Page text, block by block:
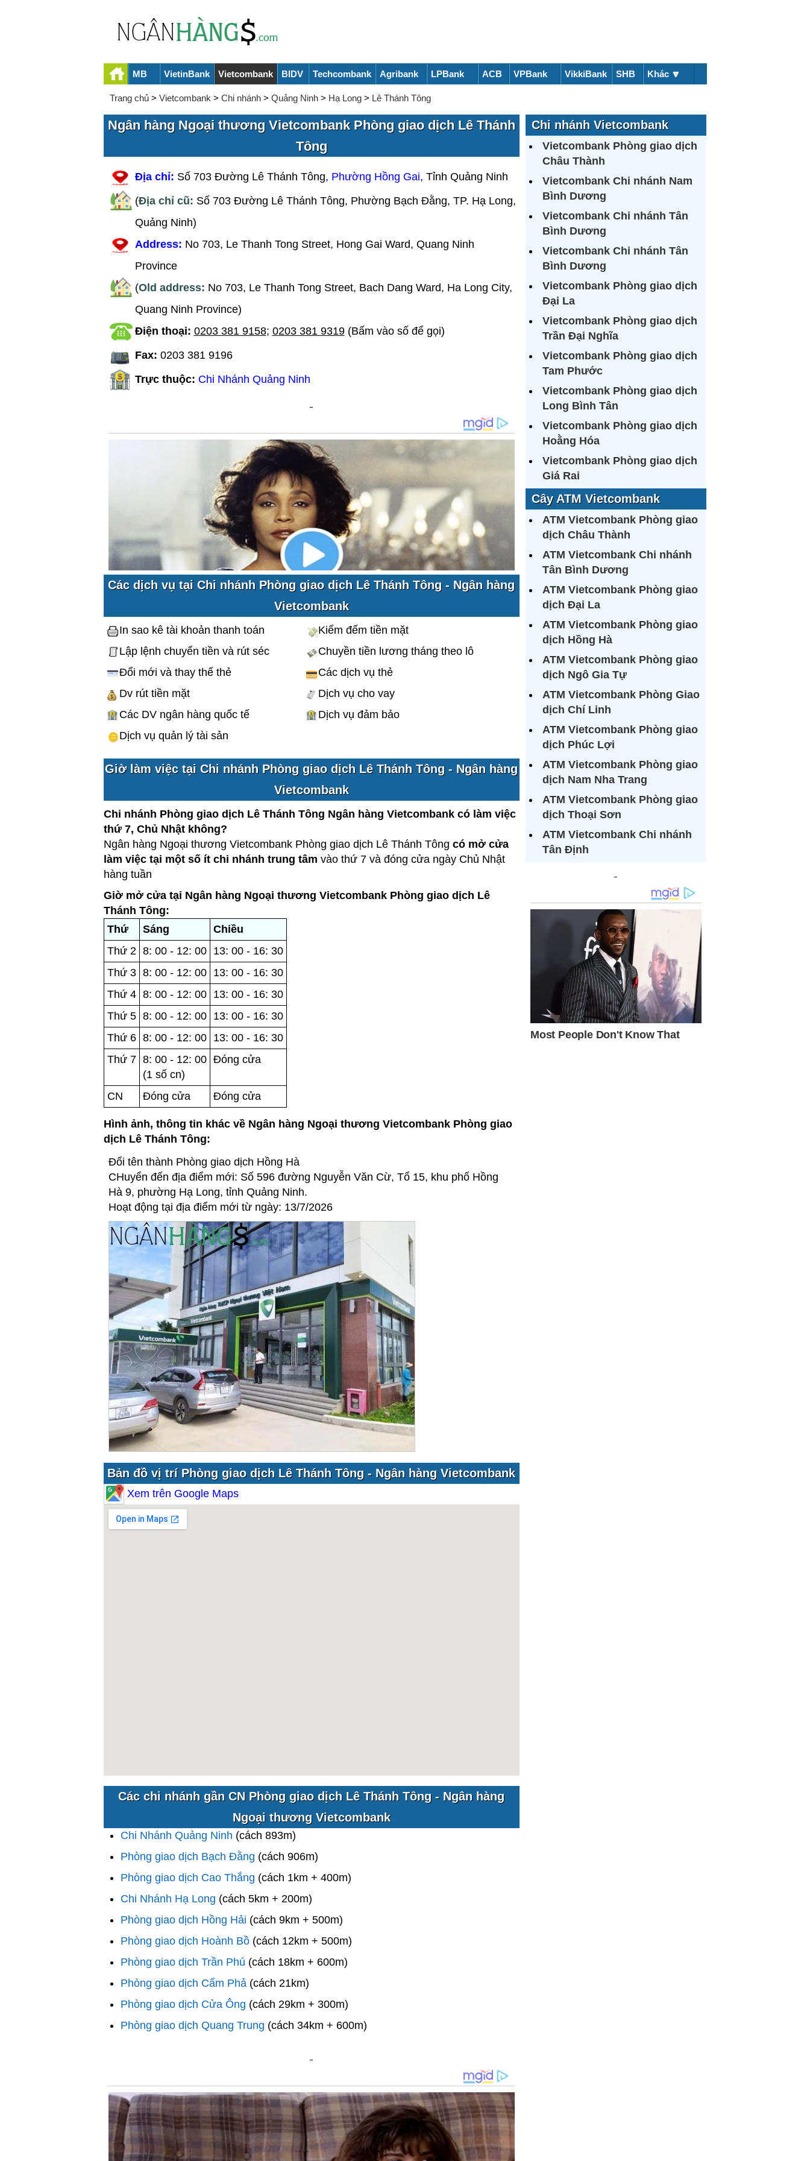
MB VietinBank Vietcombank BIDV Techcombank Agribank LPBank ACB VPBank VikkiBank SHB Khác 🔽
Trang chủ> Vietcombank > Chi nhánh> Quảng Ninh> Hạ Long> Lê Thánh Tông
Ngân hàng Ngoại thương Vietcombank Phòng giao dịch Lê Thánh
Tông
Địa chỉ: Số 703 Đường Lê Thánh Tông, Phường Hồng Gai, Tỉnh Quảng Ninh
(Địa chỉ cũ: Số 703 Đường Lê Thánh Tông, Phường Bạch Đằng, TP. Hạ Long,
Quảng Ninh)
Address: No 703, Le Thanh Tong Street, Hong Gai Ward, Quang Ninh
Province
(Old address: No 703, Le Thanh Tong Street, Bach Dang Ward, Ha Long City,
Quang Ninh Province)
Điện thoại: 0203 381 9158; 0203 381 9319(Bấm vào số để gọi)
Fax: 0203 381 9196
Trực thuộc: Chi Nhánh Quảng Ninh
Các dịch vụ tại Chi nhánh Phòng giao dịch Lê Thánh Tông - Ngân hàng
Vietcombank
In sao kê tài khoản thanh toán
Kiểm đếm tiền mặt
Lập lệnh chuyển tiền và rút séc
Chuyền tiền lương tháng theo lô
Đổi mới và thay thế thẻ
Các dịch vụ thẻ
Dv rút tiền mặt
Dịch vụ cho vay
Các DV ngân hàng quốc tế
Dịch vụ đảm bảo
Dịch vụ quản lý tài sản
Giờ làm việc tại Chi nhánh Phòng giao dịch Lê Thánh Tông - Ngân hàng
Vietcombank
Chi nhánh Phòng giao dịch Lê Thánh Tông Ngân hàng Vietcombank có làm việc
thứ 7, Chủ Nhật không?
Ngân hàng Ngoại thương Vietcombank Phòng giao dịch Lê Thánh Tông có mở cửa
làm việc tại một số ít chi nhánh trung tâm vào thứ 7 và đóng cửa ngày Chủ Nhật
hàng tuần
Giờ mở cửa tại Ngân hàng Ngoại thương Vietcombank Phòng giao dịch Lê
Thánh Tông:
Thứ
Sáng
Chiều
Thứ 2 8: 00 - 12: 00
13: 00 - 16: 30
Thứ 3 8: 00 - 12: 00
13: 00 - 16: 30
Thứ 4 8: 00 - 12: 00
13: 00 - 16: 30
Thứ 5 8: 00 - 12: 00
13: 00 - 16: 30
Thứ 6 8: 00 - 12: 00
13: 00 - 16: 30
Thứ 7 8: 00 - 12: 00
(1 số cn)
Đóng cửa
CN Đóng cửa Đóng cửa
Hình ảnh, thông tin khác về Ngân hàng Ngoại thương Vietcombank Phòng giao
dịch Lê Thánh Tông:
Đổi tên thành Phòng giao dịch Hồng Hà
CHuyển đến địa điểm mới: Số 596 đường Nguyễn Văn Cừ, Tổ 15, khu phố Hồng
Hà 9, phường Hạ Long, tỉnh Quảng Ninh.
Hoạt động tại địa điểm mới từ ngày: 13/7/2026
Bản đồ vị trí Phòng giao dịch Lê Thánh Tông - Ngân hàng Vietcombank
Xem trên Google Maps
Các chi nhánh gần CN Phòng giao dịch Lê Thánh Tông - Ngân hàng
Ngoại thương Vietcombank
Chi Nhánh Quảng Ninh (cách 893m)
Phòng giao dịch Bạch Đằng (cách 906m)
Phòng giao dịch Cao Thắng (cách 1km + 400m)
Chi Nhánh Hạ Long (cách 5km + 200m)
Phòng giao dịch Hồng Hải (cách 9km + 500m)
Phòng giao dịch Hoành Bồ(cách 12km + 500m)
Phòng giao dịch Trần Phú (cách 18km + 600m)
Phòng giao dịch Cẩm Phả(cách 21km)
Phòng giao dịch Cửa Ông (cách 29km + 300m)
Phòng giao dịch Quang Trung (cách 34km + 600m)
Chi nhánh Vietcombank
Vietcombank Phòng giao dịch
Châu Thành
Vietcombank Chi nhánh Nam
Bình Dương
Vietcombank Chi nhánh Tân
Bình Dương
Vietcombank Chi nhánh Tân
Bình Dương
Vietcombank Phòng giao dịch
Đại La
Vietcombank Phòng giao dịch
Trần Đại Nghĩa
Vietcombank Phòng giao dịch
Tam Phước
Vietcombank Phòng giao dịch
Long Bình Tân
Vietcombank Phòng giao dịch
Hoằng Hóa
Vietcombank Phòng giao dịch
Giá Rai
Cây ATM Vietcombank
ATM Vietcombank Phòng giao
dịch Châu Thành
ATM Vietcombank Chi nhánh
Tân Bình Dương
ATM Vietcombank Phòng giao
dịch Đại La
ATM Vietcombank Phòng giao
dịch Hồng Hà
ATM Vietcombank Phòng giao
dịch Ngô Gia Tự
ATM Vietcombank Phòng Giao
dịch Chí Linh
ATM Vietcombank Phòng giao
dịch Phúc Lợi
ATM Vietcombank Phòng giao
dịch Nam Nha Trang
ATM Vietcombank Phòng giao
dịch Thoại Sơn
ATM Vietcombank Chi nhánh
Tân Định